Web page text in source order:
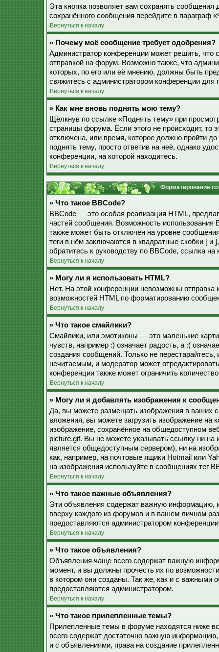
Эта кнопка позволяет вам сохранять сообщения
сохранённого сообщения перейдите в параграф
Вернуться к началу
» Почему моё сообщение требует одобрения?
Администратор конференции может решить, что
отправкой на форум. Возможно также, что
которых, по его или её мнению, должны быть
свяжитесь с администратором конференции
Вернуться к началу
» Как мне вновь поднять мою тему?
Щёлкнув по ссылке «Поднять тему» при
страницы форума. Если этого не происходит, то
отключена, или время, которое должно пройти
поднять тему, просто ответив на неё, однако
конференции, на которой находитесь.
Вернуться к началу
Форматирование
» Что такое BBCode?
BBCode — это особая реализация HTML,
частей сообщения. Возможность использования
также может быть отключён на уровне
теги в нём заключаются в квадратные скобки [
обратитесь к руководству по BBCode, ссылка
Вернуться к началу
» Могу ли я использовать HTML?
Нет. На этой конференции невозможны
возможностей HTML по форматированию
Вернуться к началу
» Что такое смайлики?
Смайлики, или эмотиконы — это маленькие
чувств, например :) означает радость, а :(
создания сообщений. Только не
нечитаемым, и модератор может
конференции также может ограничить
Вернуться к началу
» Могу ли я добавлять изображения к
Да, вы можете размещать изображения в ваших
вложения, вы можете загрузить изображение
изображение, сохранённое на общедоступном
picture.gif. Вы не можете указывать ссылку ни
является общедоступным сервером), ни на
как, например, на почтовые ящики Hotmail или
на изображения используйте в сообщениях тег
Вернуться к началу
» Что такое важные объявления?
Эти объявления содержат важную информацию,
вверху каждого из форумов и в вашем личном
предоставляются администратором
Вернуться к началу
» Что такое объявления?
Объявления чаще всего содержат важную
момент, и вы должны прочесть их по
в котором они созданы. Так же, как и с важными
предоставляются администратором.
Вернуться к началу
» Что такое прилепленные темы?
Прилепленные темы в форуме находятся ниже
всего содержат достаточно важную
и с объявлениями, права на создание